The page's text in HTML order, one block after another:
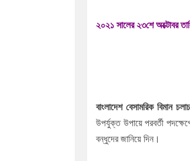
২০২১ সালের ২৩শে অক্টোবর
বাংলাদেশ বেসামরিক
উপর্যুক্ত উপায়ে পরবর্তী
বন্ধুদের জানিয়ে দিন।